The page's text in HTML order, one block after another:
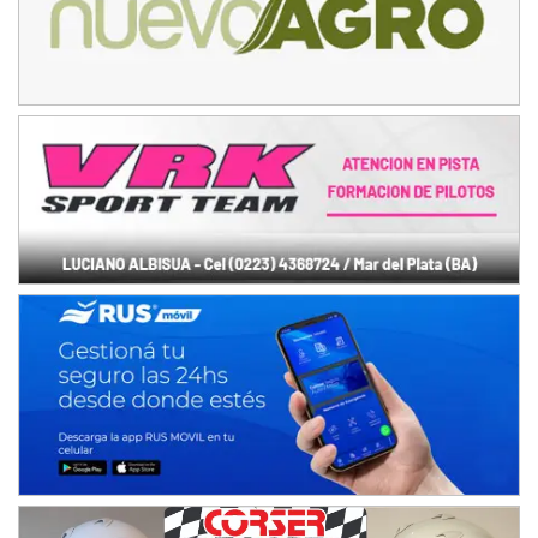
08/09-AGO
Baradero (Buenos Aires)
KDO - F6
Ciudad de Trenque Lauquen (Asfalto)
Trenque Lauquen (Buenos Aires)
ENTRERRIANO - F6 (POSTERGADA)
Parque de la Velocidad (Asfalto)
Villaguay (Entre Ríos)
El Cerro (Tierra)
Victoria (Entre Ríos)
Moto Club Reginense (Tierra)
Gral. E. Godoy (Río Negro)
CSK - F7